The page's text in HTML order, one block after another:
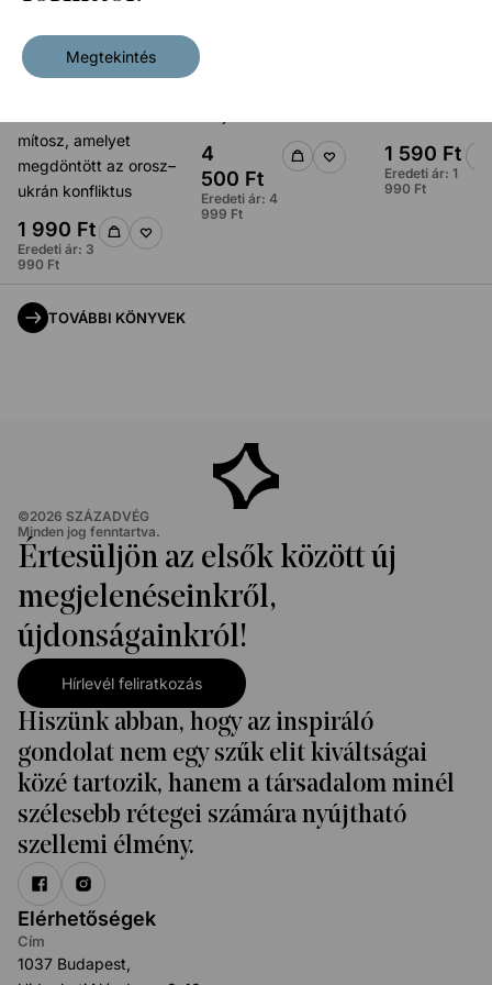
mítosz, amelyet
megdöntött az orosz–
ukrán konfliktus
1 990 Ft
Eredeti ár: 3
990 Ft
4
500 Ft
Eredeti ár: 4
999 Ft
1 590 Ft
Eredeti ár: 1
990 Ft
TOVÁBBI KÖNYVEK
©2026 SZÁZADVÉG
Minden jog fenntartva.
Értesüljön az elsők között új
megjelenéseinkről,
újdonságainkról!
Hírlevél feliratkozás
Hiszünk abban, hogy az inspiráló
gondolat nem egy szűk elit kiváltságai
közé tartozik, hanem a társadalom minél
szélesebb rétegei számára nyújtható
szellemi élmény.
Elérhetőségek
Cím
1037 Budapest,
Megtekintés